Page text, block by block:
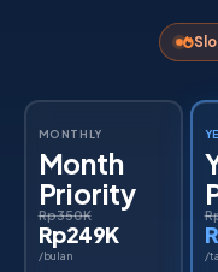
MONTHLY
Month
Priority
Rp350K
Rp249K
/bulan /